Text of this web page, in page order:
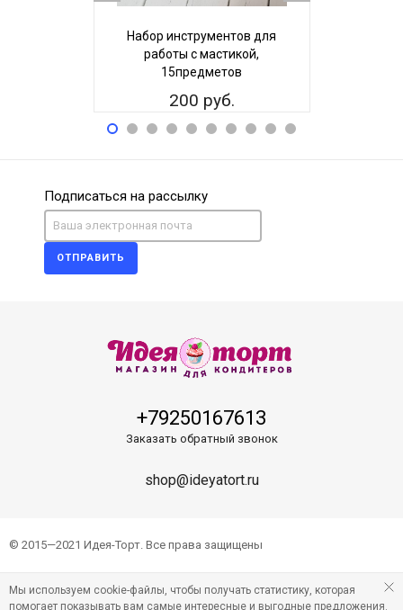
Набор инструментов для
работы с мастикой,
15предметов
200 руб.
Подписаться на рассылку
ОТПРАВИТЬ
+79250167613
Заказать обратный звонок
shop@ideyatort.ru
© 2015—2021 Идея-Торт. Все права защищены
Мы используем cookie-файлы, чтобы получать статистику, которая
помогает показывать вам самые интересные и выгодные предложения.